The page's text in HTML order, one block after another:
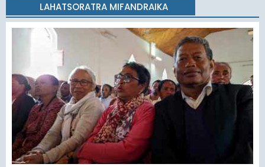
LAHATSORATRA MIFANDRAIKA